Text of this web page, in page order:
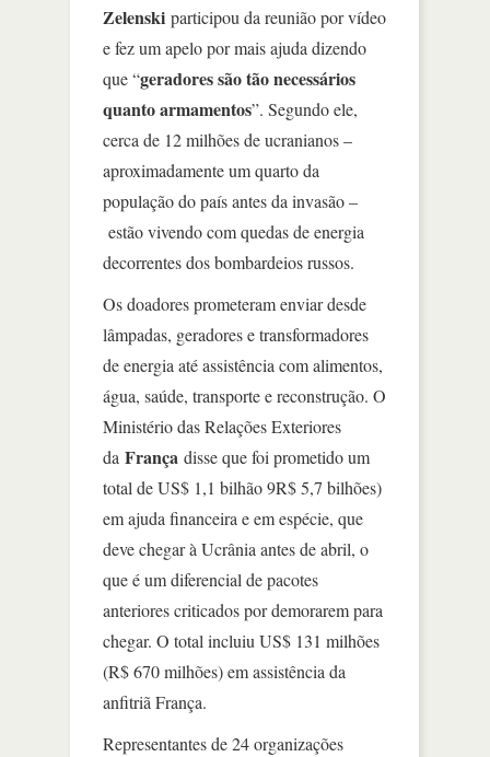
Zelenski participou da reunião por vídeo
e fez um apelo por mais ajuda dizendo
que “geradores são tão necessários
quanto armamentos”. Segundo ele,
cerca de 12 milhões de ucranianos –
aproximadamente um quarto da
população do país antes da invasão –
estão vivendo com quedas de energia
decorrentes dos bombardeios russos.
Os doadores prometeram enviar desde
lâmpadas, geradores e transformadores
de energia até assistência com alimentos,
água, saúde, transporte e reconstrução. O
Ministério das Relações Exteriores
da França disse que foi prometido um
total de US$ 1,1 bilhão 9R$ 5,7 bilhões)
em ajuda financeira e em espécie, que
deve chegar à Ucrânia antes de abril, o
que é um diferencial de pacotes
anteriores criticados por demorarem para
chegar. O total incluiu US$ 131 milhões
(R$ 670 milhões) em assistência da
anfitriã França.
Representantes de 24 organizações